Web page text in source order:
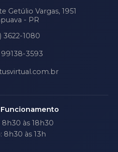
Getúlio Vargas, 1951
- PR
3622-1080
99138-3593
8h30 às 18h30
8h30 às 13h